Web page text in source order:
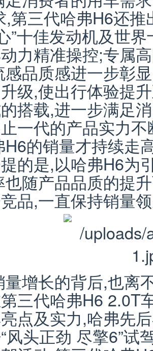
,第三代哈弗H6还
”十佳发动机及世
力精准操控;专属
感品质感进一步彰
级,使出行体验提
搭载,进一步满足
一代的产品实力
的销量才持续走
的是,以哈弗H6为
也随产品品质的提
品,一直保持销量
量增长的背后,也离
三代哈弗H6 2.0T
点及实力,哈弗先
风头正劲 尽擎6”试